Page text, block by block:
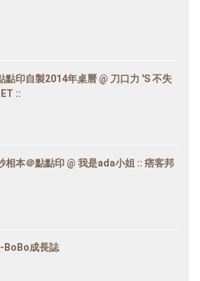
點印自製2014年桌曆 @ 刀口力 'S 不失
::
相本＠點點印 @ 我是ada小姐 :: 痞客邦
BoBo成長誌